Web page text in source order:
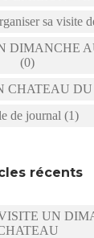
sa visite
DIMANCHE
(0)
CHATEAU DU
de journal (1)
récents
UN